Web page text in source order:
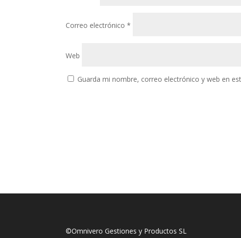
Correo electrónico*
Web
Guarda mi nombre, correo electrónico y web en
©Omnivero Gestiones y Productos SL